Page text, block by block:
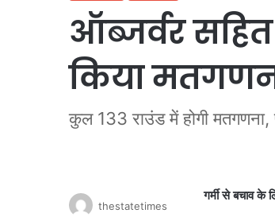
ऑब्जर्वर
किया
कुल 133 राउंड में होगी
गर्मी से बचाव के
thestatetimes